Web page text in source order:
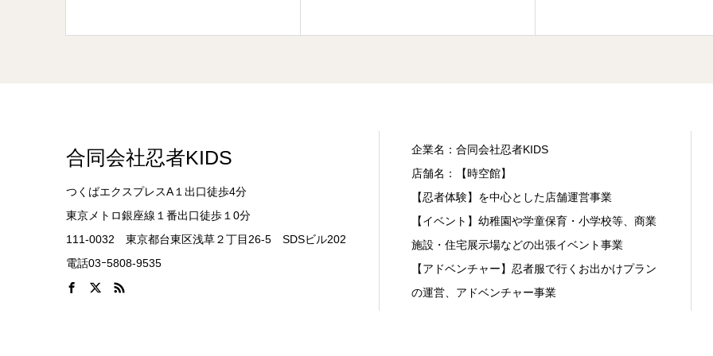
合同会社忍者KIDS
つくばエクスプレスA１出口徒歩4分
東京メトロ銀座線１番出口徒歩１0分
111-0032 東京都台東区浅草２丁目26-5 SDSビル202
電話03ｰ5808-9535
企業名：合同会社忍者KIDS
店舗名：【時空館】
【忍者体験】を中心とした店舗運営事業
【イベント】幼稚園や学童保育・小学校等、商業
施設・住宅展示場などの出張イベント事業
【アドベンチャー】忍者服で行くお出かけプラン
の運営、アドベンチャー事業